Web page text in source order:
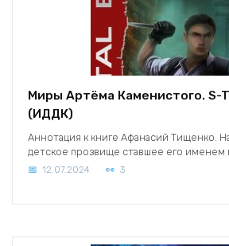
Миры Артёма Каменистого. S-
(ИДДК)
Аннотация к книге Афанасий Тищенко.
детское прозвище ставшее его именем
12.07.2024 3